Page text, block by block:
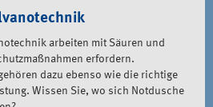
arbeiten mit Säuren und
erfordern.
dazu ebenso wie die richtige
Wissen Sie, wo sich Notdusche